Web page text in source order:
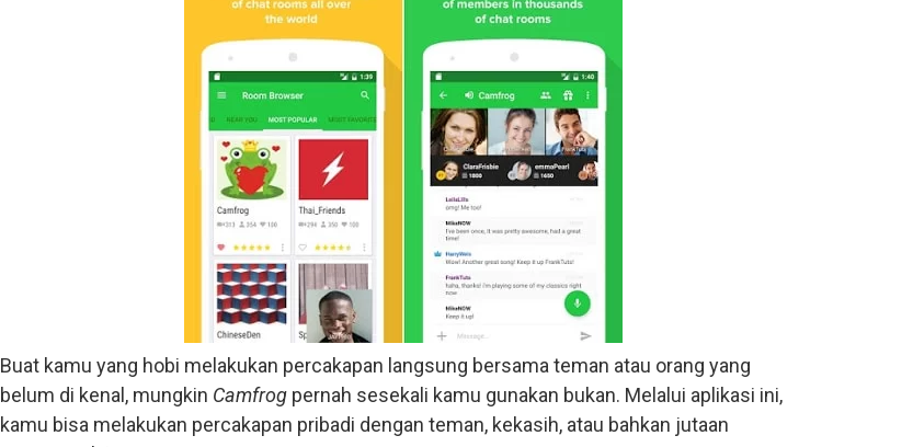
Buat kamu yang hobi melakukan percakapan langsung bersama teman atau orang yang
belum di kenal, mungkin Camfrog pernah sesekali kamu gunakan bukan. Melalui aplikasi ini,
kamu bisa melakukan percakapan pribadi dengan teman, kekasih, atau bahkan jutaan